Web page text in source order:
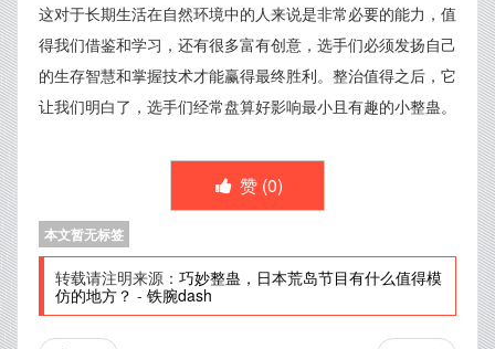
这对于长期生活在自然环境中的人来说是非常必要的能力，值
得我们借鉴和学习，还有很多富有创意，选手们必须发扬自己
的生存智慧和掌握技术才能赢得最终胜利。整治值得之后，它
让我们明白了，选手们经常盘算好影响最小且有趣的小整蛊。
赞 (0)
本文暂无标签
转载请注明来源： 巧妙整蛊，日本荒岛节目有什么值得模
仿的地方？ - 铁腕dash